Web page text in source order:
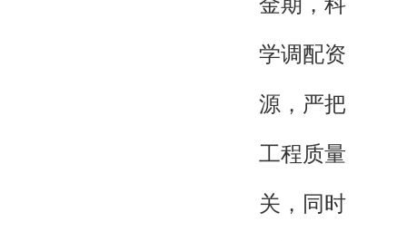
学调配资
源，严把
工程质量
关，同时